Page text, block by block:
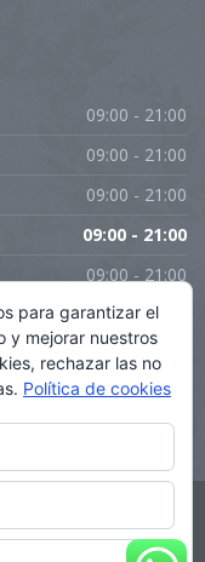
09:00 - 21:00
09:00 - 21:00
09:00 - 21:00
09:00 - 21:00
09:00 - 21:00
Cerrado
Cerrado
Costa Blanca
para garantizar el
y mejorar nuestros
rechazar las no
Política de cookies